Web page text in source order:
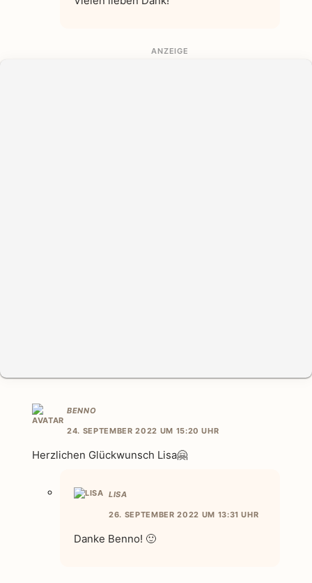
ANZEIGE
BENNO
24. SEPTEMBER 2022 UM 15:20 UHR
Herzlichen Glückwunsch Lisa🤗
LISA
26. SEPTEMBER 2022 UM 13:31 UHR
Danke Benno! 🙂